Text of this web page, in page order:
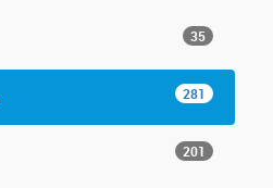
35
281
201